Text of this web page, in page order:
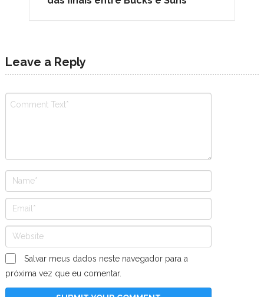
Leave a Reply
Salvar meus dados neste navegador para a
próxima vez que eu comentar.